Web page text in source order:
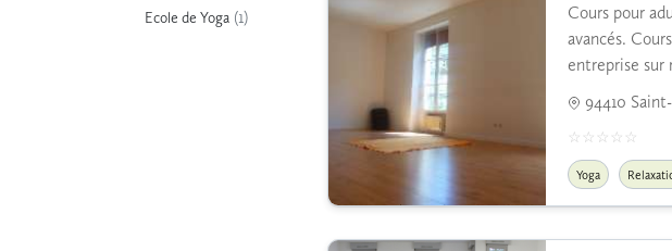
Ecole de Yoga (1)
Cours pour
avancés.
entreprise sur
94410
Yoga